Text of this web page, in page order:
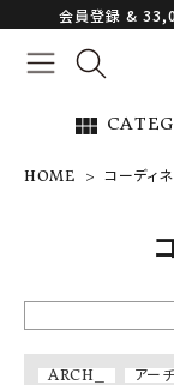
会員登録 &
view_module
NEW ARRIVAL
ARCH
BRAND
HOME コーディ
ARCH_ アー